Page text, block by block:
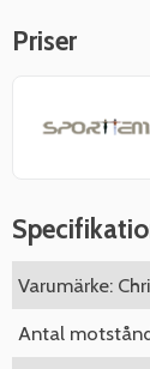
Priser
Varumärke:
Antal